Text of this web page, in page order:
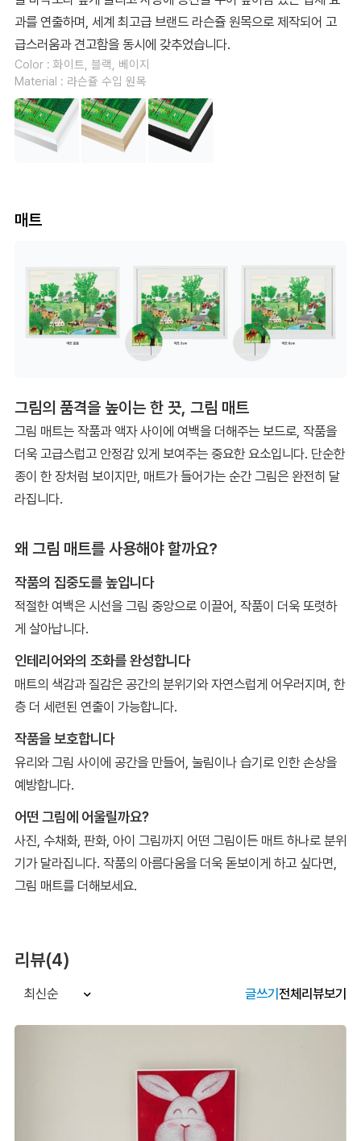
과를 연출하며, 세계 최고급 브랜드 라슨쥴 원목으로 제작되어 고
급스러움과 견고함을 동시에 갖추었습니다.
Color : 화이트, 블랙, 베이지
Material : 라슨쥴 수입 원목
매트
그림의 품격을 높이는 한 끗, 그림 매트
그림 매트는 작품과 액자 사이에 여백을 더해주는 보드로, 작품을
더욱 고급스럽고 안정감 있게 보여주는 중요한 요소입니다. 단순한
종이 한 장처럼 보이지만, 매트가 들어가는 순간 그림은 완전히 달
라집니다.
왜 그림 매트를 사용해야 할까요?
작품의 집중도를 높입니다
적절한 여백은 시선을 그림 중앙으로 이끌어, 작품이 더욱 또렷하
게 살아납니다.
인테리어와의 조화를 완성합니다
매트의 색감과 질감은 공간의 분위기와 자연스럽게 어우러지며, 한
층 더 세련된 연출이 가능합니다.
작품을 보호합니다
유리와 그림 사이에 공간을 만들어, 눌림이나 습기로 인한 손상을
예방합니다.
어떤 그림에 어울릴까요?
사진, 수채화, 판화, 아이 그림까지 어떤 그림이든 매트 하나로 분위
기가 달라집니다. 작품의 아름다움을 더욱 돋보이게 하고 싶다면,
그림 매트를 더해보세요.
리뷰(4)
최신순 글쓰기전체리뷰보기